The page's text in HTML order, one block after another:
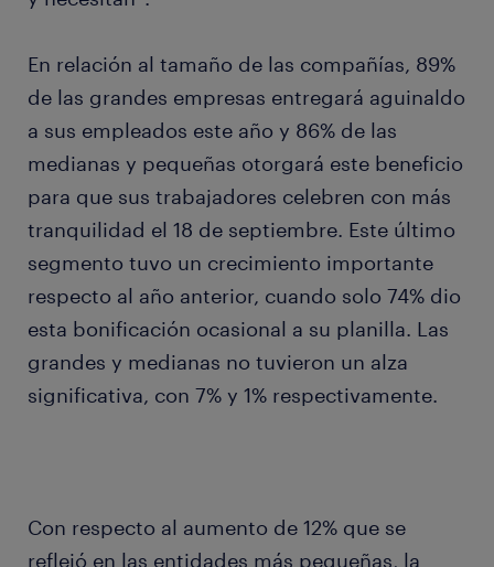
En relación al tamaño de las compañías, 89%
de las grandes empresas entregará aguinaldo
a sus empleados este año y 86% de las
medianas y pequeñas otorgará este beneficio
para que sus trabajadores celebren con más
tranquilidad el 18 de septiembre. Este último
segmento tuvo un crecimiento importante
respecto al año anterior, cuando solo 74% dio
esta bonificación ocasional a su planilla. Las
grandes y medianas no tuvieron un alza
significativa, con 7% y 1% respectivamente.
Con respecto al aumento de 12% que se
reflejó en las entidades más pequeñas, la